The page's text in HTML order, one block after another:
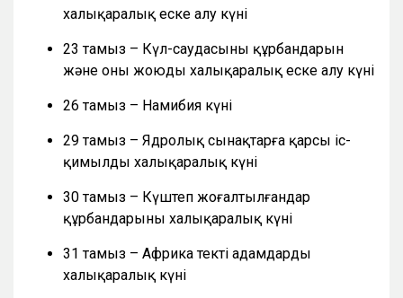
халықаралық еске алу күні
23 тамыз – Күл-саудасының құрбандарын
және оны жоюды халықаралық еске алу күні
26 тамыз – Намибия күні
29 тамыз – Ядролық сынақтарға қарсы іс-
қимылдың халықаралық күні
30 тамыз – Күштеп жоғалтылғандар
құрбандарының халықаралық күні
31 тамыз – Африка текті адамдардың
халықаралық күні